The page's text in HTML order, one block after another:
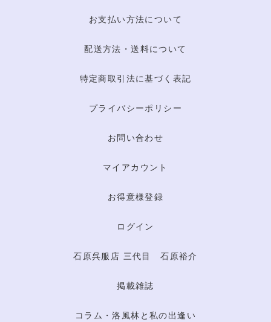
お支払い方法について
配送方法・送料について
特定商取引法に基づく表記
プライバシーポリシー
お問い合わせ
マイアカウント
お得意様登録
ログイン
石原呉服店 三代目 石原裕介
掲載雑誌
コラム・洛風林と私の出逢い